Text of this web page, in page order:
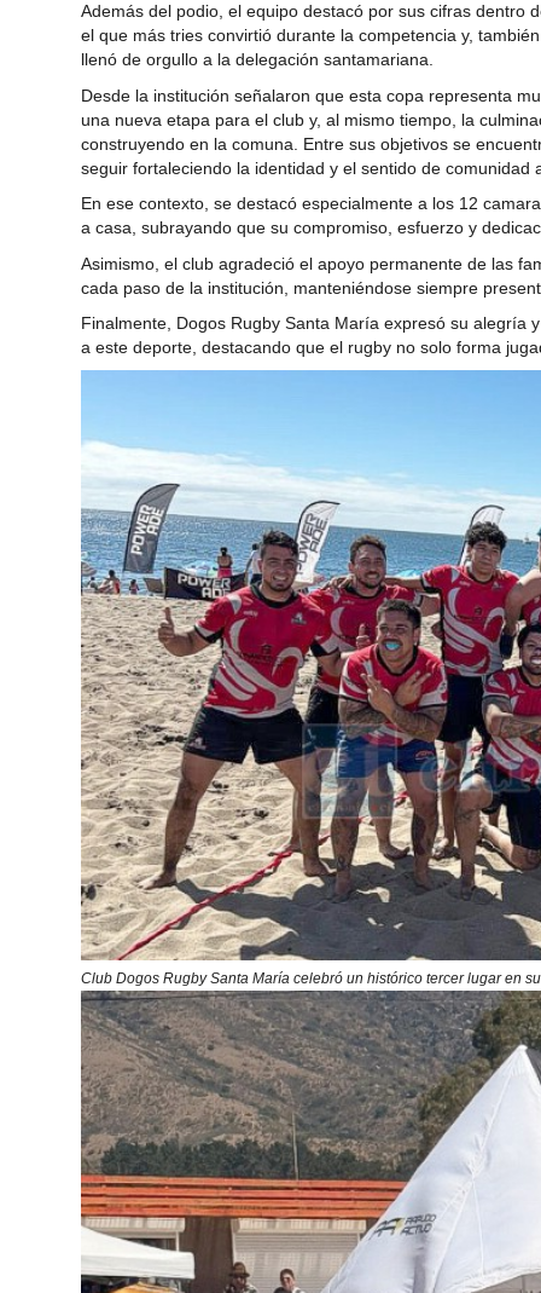
Además del podio, el equipo destacó por sus cifras dentro
el que más tries convirtió durante la competencia y,
llenó de orgullo a la delegación santamariana.
Desde la institución señalaron que esta copa representa
una nueva etapa para el club y, al mismo tiempo, la
construyendo en la comuna. Entre sus objetivos se
seguir fortaleciendo la identidad y el sentido de comunidad
En ese contexto, se destacó especialmente a los 12
a casa, subrayando que su compromiso, esfuerzo y
Asimismo, el club agradeció el apoyo permanente de las
cada paso de la institución, manteniéndose siempre
Finalmente, Dogos Rugby Santa María expresó su alegría
a este deporte, destacando que el rugby no solo forma
Club Dogos Rugby Santa María celebró un histórico tercer lugar en